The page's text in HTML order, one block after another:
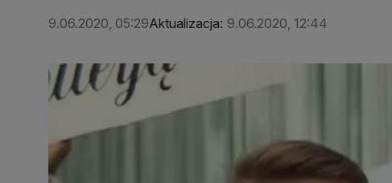
9.06.2020, 05:29Aktualizacja: 9.06.2020, 12:44